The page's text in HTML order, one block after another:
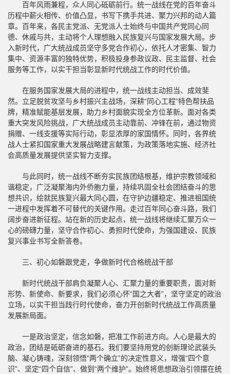
百年风雨兼程，众人同心砥砺前行。统一战线在党的百年奋斗
历程中薪火相传、价值凸显，书写下携手共进、聚力兴邦的动人篇
章。百年来，各民主党派、无党派人士始终与中国共产党同心同
德、休戚与共，主动将个人理想融入民族复兴与国家发展大局。步
入新时代，广大统战成员坚守多党合作初心，依托人才密集、智力
集中、资源丰富的独特优势，积极投身参政议政、民主监督、社会
服务等工作，以实干担当彰显新时代统战工作的时代价值。
在服务国家发展大局的进程中，统一战线主动担当、成效斐
然。立足脱贫攻坚与乡村振兴主战场，深耕“同心工程”特色帮扶品
牌，精准赋能基层发展，助力乡村面貌实现全方位革新。面对各类
重大突发风险挑战，广大统战成员主动靠前、冲锋在前，通过物资
捐赠、一线支援等实际行动，彰显浓厚的家国情怀。同时，各界统
战人士紧扣国家重大发展战略建言献策，为政策落地实施、经济社
会高质量发展提供坚实智力支撑。
与此同时，统一战线不断夯实民族团结根基，维护宗教领域和
谐稳定，广泛凝聚海内外侨胞力量，持续巩固全社会团结奋斗的思
想共识，绘就民族复兴最大同心圆，在守护边疆稳定、推进祖国统
一进程中发挥着不可替代的关键作用。走过百年同心奋斗路，我们
阔步奋进新征程。站在新的历史起点，统一战线将继续汇聚万众一
心的磅礴力量，坚守合作初心、勇担时代使命，为强国建设、民族
复兴事业书写全新答卷。
三、初心如磐跟党走，争做新时代合格统战干部
新时代统战干部肩负凝聚人心、汇聚力量的重要职责，面对新
形势、新使命、新要求，我们必须心怀“国之大者”，坚守坚定的政治
立场，以实干担当践行时代使命，奋力开创新时代统战工作高质量
发展新局面。
一是政治坚定，信念如磐，把准工作前进方向。人心是最大的
政治，团结是砥砺奋进的基石。我们要坚持用党的创新理论武装头
脑、凝心铸魂，深刻领悟“两个确立”的决定性意义，增强“四个意
识”、坚定“四个自信”、做到“两个维护”。始终将思想政治引领摆在统